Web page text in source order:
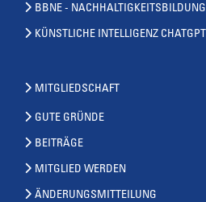
BBNE - NACHHALTIGKEITSBILDUNG
KÜNSTLICHE INTELLIGENZ CHATGPT
MITGLIEDSCHAFT
GUTE GRÜNDE
BEITRÄGE
MITGLIED WERDEN
ÄNDERUNGSMITTEILUNG